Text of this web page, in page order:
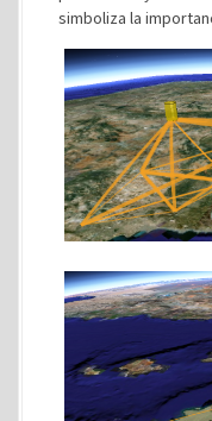
simboliza la